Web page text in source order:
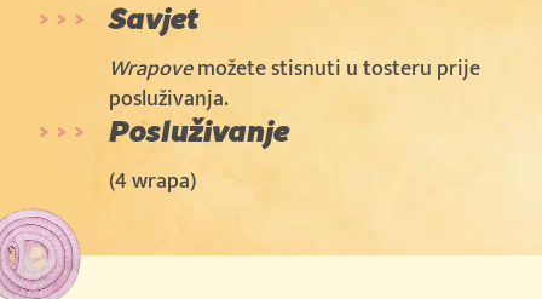
Savjet
Wrapovemožete stisnuti u tosteru prije
posluživanja.
Posluživanje
(4 wrapa)